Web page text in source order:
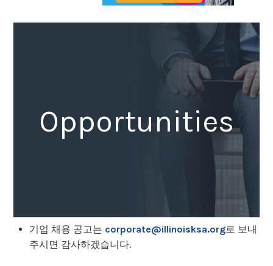
Opportunities
기업 채용 공고는 corporate@illinoisksa.org로 보내
주시면 감사하겠습니다.